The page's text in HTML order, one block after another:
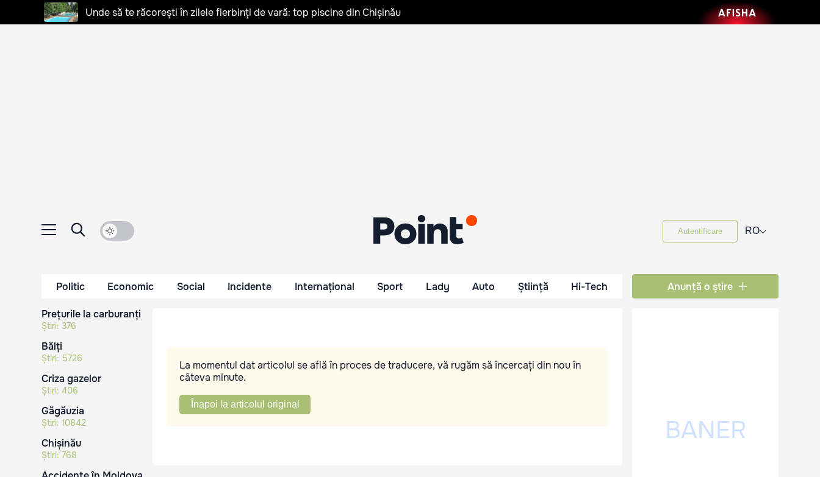
Unde să te răcorești în zilele fierbinți de vară: top piscine din Chișinău
Autentificare RO⌵
Politic Economic Social Incidente Internațional Sport Lady Auto Știință Hi-Tech Anunță o știre
Prețurile la carburanți
Știri: 376
Bălți
Știri: 5726
Criza gazelor
Știri: 406
Găgăuzia
Știri: 10842
Chișinău
Știri: 768
La momentul dat articolul se află în proces de traducere, vă rugăm să încercați din nou în
câteva minute.
Înapoi la articolul original